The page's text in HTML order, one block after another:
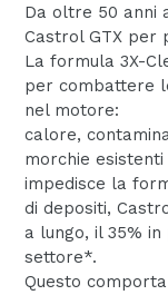
Da oltre 50 anni
Castrol GTX per
La formula 3X-
per combattere
nel motore:
calore,
morchie
impedisce la
di depositi,
a lungo, il 35%
settore*.
Questo